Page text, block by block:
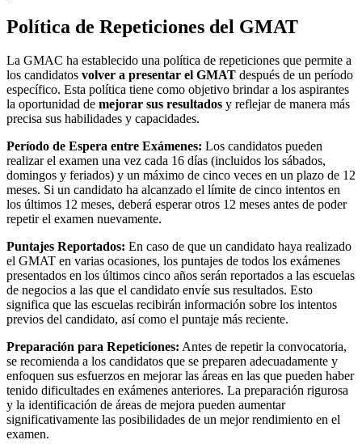
Política de Repeticiones del GMAT
La GMAC ha establecido una política de repeticiones que permite a
los candidatos volver a presentar el GMAT después de un período
específico. Esta política tiene como objetivo brindar a los aspirantes
la oportunidad de mejorar sus resultados y reflejar de manera más
precisa sus habilidades y capacidades.
Período de Espera entre Exámenes: Los candidatos pueden
realizar el examen una vez cada 16 días (incluidos los sábados,
domingos y feriados) y un máximo de cinco veces en un plazo de 12
meses. Si un candidato ha alcanzado el límite de cinco intentos en
los últimos 12 meses, deberá esperar otros 12 meses antes de poder
repetir el examen nuevamente.
Puntajes Reportados: En caso de que un candidato haya realizado
el GMAT en varias ocasiones, los puntajes de todos los exámenes
presentados en los últimos cinco años serán reportados a las escuelas
de negocios a las que el candidato envíe sus resultados. Esto
significa que las escuelas recibirán información sobre los intentos
previos del candidato, así como el puntaje más reciente.
Preparación para Repeticiones: Antes de repetir la convocatoria,
se recomienda a los candidatos que se preparen adecuadamente y
enfoquen sus esfuerzos en mejorar las áreas en las que pueden haber
tenido dificultades en exámenes anteriores. La preparación rigurosa
y la identificación de áreas de mejora pueden aumentar
significativamente las posibilidades de un mejor rendimiento en el
examen.